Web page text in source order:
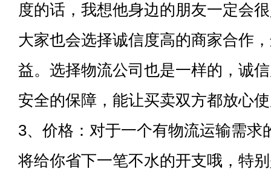
度的话，我想他身边的朋友一定会
大家也会选择诚信度高的商家合作
益。选择物流公司也是一样的，诚
安全的保障，能让买卖双方都放心
3、价格：对于一个有物流运输需求
将给你省下一笔不水的开支哦，特